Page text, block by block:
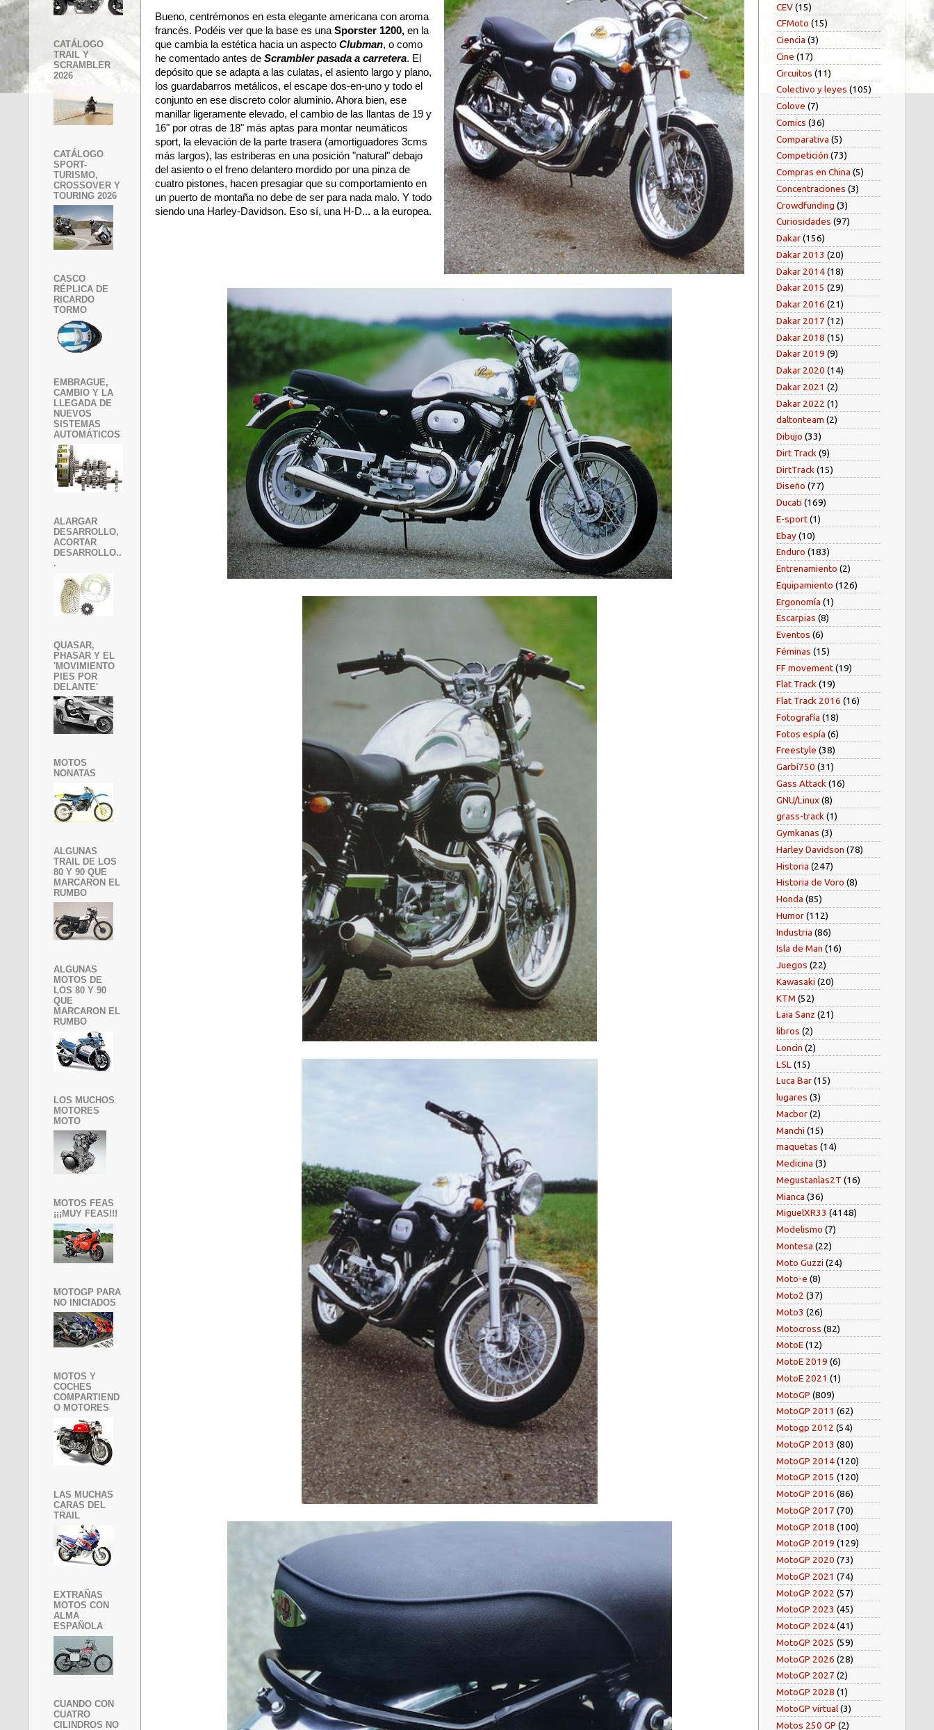
Bueno, centrémonos en esta elegante americana con aroma
francés. Podéis ver que la base es una Sporster 1200, en la
que cambia la estética hacia un aspecto Clubman, o como
he comentado antes de Scrambler pasada a carretera. El
depósito que se adapta a las culatas, el asiento largo y plano,
los guardabarros metálicos, el escape dos-en-uno y todo el
conjunto en ese discreto color aluminio. Ahora bien, ese
manillar ligeramente elevado, el cambio de las llantas de 19 y
16" por otras de 18" más aptas para montar neumáticos
sport, la elevación de la parte trasera (amortiguadores 3cms
más largos), las estriberas en una posición "natural" debajo
del asiento o el freno delantero mordido por una pinza de
cuatro pistones, hacen presagiar que su comportamiento en
un puerto de montaña no debe de ser para nada malo. Y todo
siendo una Harley-Davidson. Eso sí, una H-D... a la europea.
CATÁLOGO
TRAIL Y
SCRAMBLER
2026
CATÁLOGO
SPORT-
TURISMO,
CROSSOVER Y
TOURING 2026
CASCO
RÉPLICA DE
RICARDO
TORMO
EMBRAGUE,
CAMBIO Y LA
LLEGADA DE
NUEVOS
SISTEMAS
AUTOMÁTICOS
ALARGAR
DESARROLLO,
ACORTAR
DESARROLLO..
.
QUASAR,
PHASAR Y EL
'MOVIMIENTO
PIES POR
DELANTE'
MOTOS
NONATAS
ALGUNAS
TRAIL DE LOS
80 Y 90 QUE
MARCARON EL
RUMBO
ALGUNAS
MOTOS DE
LOS 80 Y 90
QUE
MARCARON EL
RUMBO
LOS MUCHOS
MOTORES
MOTO
MOTOS FEAS
¡¡¡MUY FEAS!!!
MOTOGP PARA
NO INICIADOS
MOTOS Y
COCHES
COMPARTIEND
O MOTORES
LAS MUCHAS
CARAS DEL
TRAIL
EXTRAÑAS
MOTOS CON
ALMA
ESPAÑOLA
CUANDO CON
CUATRO
CILINDROS NO
CEV(15)
CFMoto (15)
Ciencia (3)
Cine (17)
Circuitos (11)
Colectivo y leyes (105)
Colove (7)
Comics (36)
Comparativa (5)
Competición (73)
Compras en China (5)
Concentraciones (3)
Crowdfunding (3)
Curiosidades (97)
Dakar(156)
Dakar 2013 (20)
Dakar 2014(18)
Dakar 2015 (29)
Dakar 2016 (21)
Dakar 2017 (12)
Dakar 2018 (15)
Dakar 2019 (9)
Dakar 2020 (14)
Dakar 2021 (2)
Dakar 2022 (1)
daltonteam (2)
Dibujo (33)
Dirt Track (9)
DirtTrack (15)
Diseño (77)
Ducati (169)
E-sport(1)
Ebay(10)
Enduro (183)
Entrenamiento (2)
Equipamiento (126)
Ergonomía (1)
Escarpias (8)
Eventos (6)
Féminas (15)
FF movement(19)
Flat Track(19)
Flat Track 2016 (16)
Fotografía (18)
Fotos espía (6)
Freestyle (38)
Garbí750 (31)
Gass Attack (16)
GNU/Linux(8)
grass-track(1)
Gymkanas (3)
Harley Davidson (78)
Historia (247)
Historia de Voro (8)
Honda (85)
Humor(112)
Industria (86)
Isla de Man (16)
Juegos (22)
Kawasaki (20)
KTM (52)
Laia Sanz (21)
libros (2)
Loncin (2)
LSL (15)
Luca Bar(15)
lugares (3)
Macbor(2)
Manchi (15)
maquetas (14)
Medicina (3)
Megustanlas2T (16)
Mianca (36)
MiguelXR33 (4148)
Modelismo (7)
Montesa (22)
Moto Guzzi (24)
Moto-e (8)
Moto2 (37)
Moto3 (26)
Motocross (82)
MotoE(12)
MotoE 2019 (6)
MotoE 2021 (1)
MotoGP (809)
MotoGP 2011 (62)
Motogp 2012 (54)
MotoGP 2013 (80)
MotoGP 2014(120)
MotoGP 2015 (120)
MotoGP 2016 (86)
MotoGP 2017 (70)
MotoGP 2018 (100)
MotoGP 2019 (129)
MotoGP 2020 (73)
MotoGP 2021 (74)
MotoGP 2022 (57)
MotoGP 2023 (45)
MotoGP 2024(41)
MotoGP 2025 (59)
MotoGP 2026 (28)
MotoGP 2027 (2)
MotoGP 2028 (1)
MotoGP virtual(3)
Motos 250 GP (2)